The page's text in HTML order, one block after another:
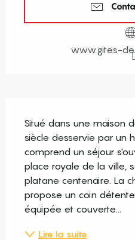
www.gites-
Situé dans une maison
siècle desservie par un
comprend un séjour
place royale de la ville,
platane centenaire. La
propose un coin
équipée et couverte...
Lire la suite